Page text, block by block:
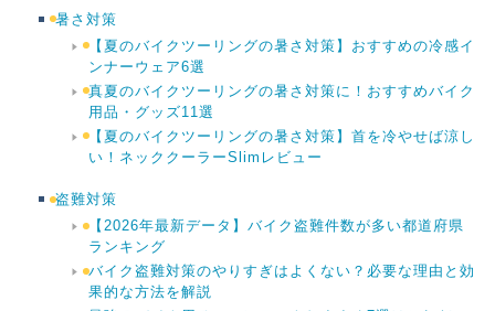
暑さ対策
【夏のバイクツーリングの暑さ対策】おすすめの冷感イ
ンナーウェア6選
真夏のバイクツーリングの暑さ対策に！おすすめバイク
用品・グッズ11選
【夏のバイクツーリングの暑さ対策】首を冷やせば涼し
い！ネッククーラーSlimレビュー
盗難対策
【2026年最新データ】バイク盗難件数が多い都道府県
ランキング
バイク盗難対策のやりすぎはよくない？必要な理由と効
果的な方法を解説